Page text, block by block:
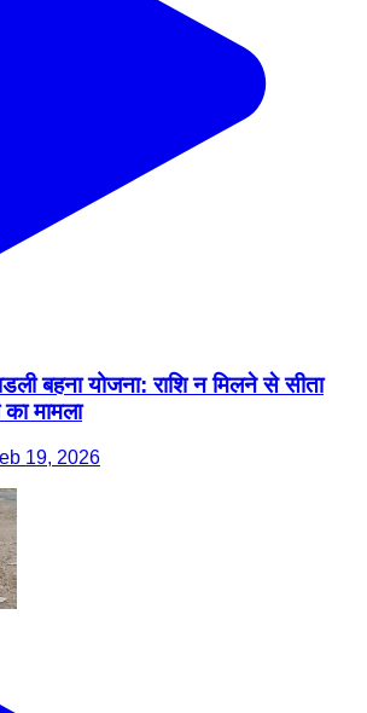
बहना योजना: राशि न मिलने से सीता
का मामला
19, 2026